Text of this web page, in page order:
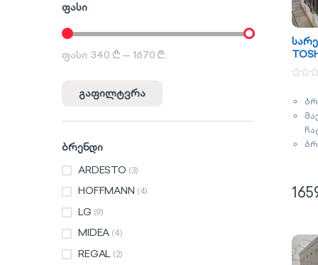
u
o
ფასი
მინიმალური ფასი
მაქსიმალური ფასი
გაფილტვრა
ფასი:340 ₾ —1670 ₾
ბრენდი
ARDESTO (3)
HOFFMANN (4)
LG (9)
MIDEA (4)
REGAL (2)